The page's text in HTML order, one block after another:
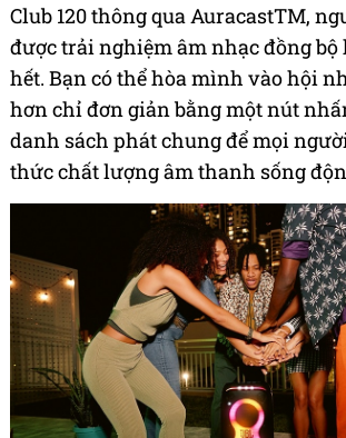
Club 120 thông qua AuracastTM,
được trải nghiệm âm nhạc đồng bộ
hết. Bạn có thể hòa mình vào hội
hơn chỉ đơn giản bằng một nút
danh sách phát chung để mọi
thức chất lượng âm thanh sống